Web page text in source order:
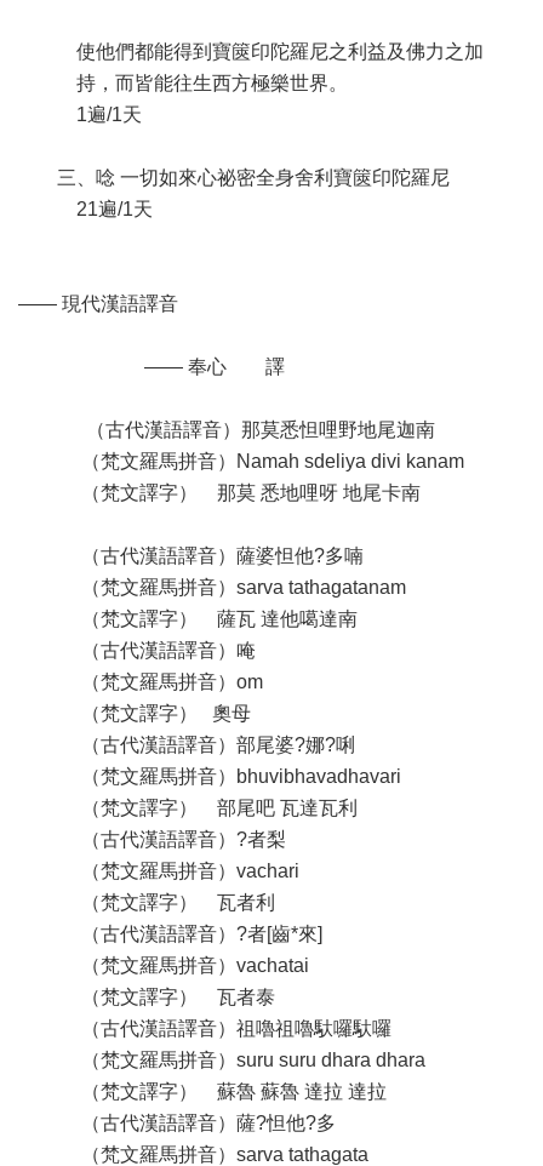
使他們都能得到寶篋印陀羅尼之利益及佛力之加
持，而皆能往生西方極樂世界。
1遍/1天
三、唸 一切如來心祕密全身舍利寶篋印陀羅尼
21遍/1天
—— 現代漢語譯音
—— 奉心 譯
（古代漢語譯音）那莫悉怛哩野地尾迦南
（梵文羅馬拼音）Namah sdeliya divi kanam
（梵文譯字） 那莫 悉地哩呀 地尾卡南
（古代漢語譯音）薩婆怛他?多喃
（梵文羅馬拼音）sarva tathagatanam
（梵文譯字） 薩瓦 達他噶達南
（古代漢語譯音）唵
（梵文羅馬拼音）om
（梵文譯字） 奧母
（古代漢語譯音）部尾婆?娜?唎
（梵文羅馬拼音）bhuvibhavadhavari
（梵文譯字） 部尾吧 瓦達瓦利
（古代漢語譯音）?者梨
（梵文羅馬拼音）vachari
（梵文譯字） 瓦者利
（古代漢語譯音）?者[齒*來]
（梵文羅馬拼音）vachatai
（梵文譯字） 瓦者泰
（古代漢語譯音）祖嚕祖嚕馱囉馱囉
（梵文羅馬拼音）suru suru dhara dhara
（梵文譯字） 蘇魯 蘇魯 達拉 達拉
（古代漢語譯音）薩?怛他?多
（梵文羅馬拼音）sarva tathagata